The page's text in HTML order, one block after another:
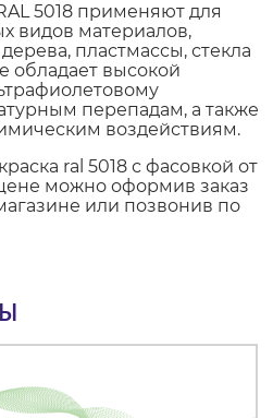
5018 применяют для
видов материалов,
пластмассы, стекла
обладает высокой
перепадам, а также
воздействиям.
ral 5018 с фасовкой от
можно оформив заказ
или позвонив по